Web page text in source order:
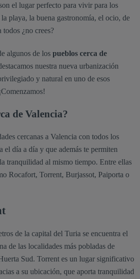
el lugar perfecto para vivir para los
playa, la buena gastronomía, el ocio, de
¿no crees?
algunos de los pueblos cerca de
nuestra nueva urbanización
y natural en uno de esos
de Valencia?
cercanas a Valencia con todos los
el día a día y que además te permiten
tranquilidad al mismo tiempo. Entre ellas
Rocafort, Torrent, Burjassot, Paiporta o
de la capital del Turia se encuentra el
de las localidades más pobladas de
Sud. Torrent es un lugar significativo
a su ubicación, que aporta tranquilidad